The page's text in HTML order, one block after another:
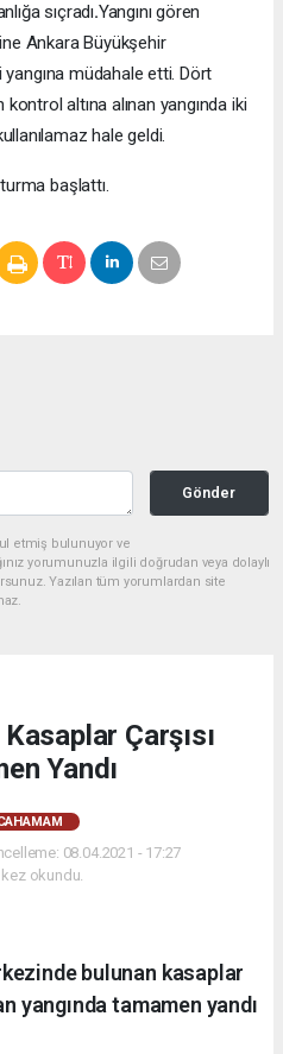
sıçradı.Yangını gören
Ankara Büyükşehir
müdahale etti. Dört
altına alınan yangında iki
hale geldi.
başlattı.
Gönder
etmiş bulunuyor ve
yorumunuzla ilgili doğrudan veya dolaylı
Yazılan tüm yorumlardan site
Çarşısı
Yandı
08.04.2021 - 17:27
okundu.
bulunan kasaplar
yangında tamamen yandı